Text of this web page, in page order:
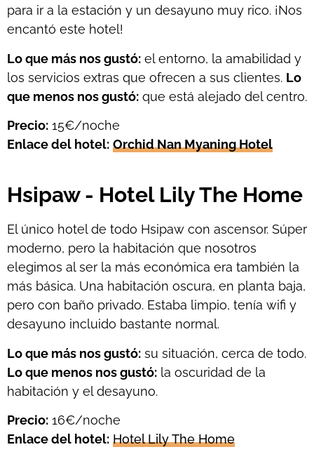
para ir a la estación y un desayuno muy rico. ¡Nos
encantó este hotel!
Lo que más nos gustó: el entorno, la amabilidad y
los servicios extras que ofrecen a sus clientes. Lo
que menos nos gustó: que está alejado del centro.
Precio: 15€/noche
Enlace del hotel: Orchid Nan Myaning Hotel
Hsipaw - Hotel Lily The Home
El único hotel de todo Hsipaw con ascensor. Súper
moderno, pero la habitación que nosotros
elegimos al ser la más económica era también la
más básica. Una habitación oscura, en planta baja,
pero con baño privado. Estaba limpio, tenía wifi y
desayuno incluido bastante normal.
Lo que más nos gustó: su situación, cerca de todo.
Lo que menos nos gustó: la oscuridad de la
habitación y el desayuno.
Precio: 16€/noche
Enlace del hotel: Hotel Lily The Home